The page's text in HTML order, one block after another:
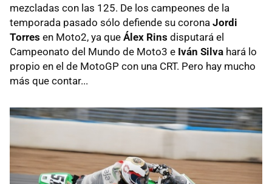
mezcladas con las 125. De los campeones de la
temporada pasado sólo defiende su corona Jordi
Torres en Moto2, ya que Álex Rins disputará el
Campeonato del Mundo de Moto3 e Iván Silva hará lo
propio en el de MotoGP con una CRT. Pero hay mucho
más que contar...